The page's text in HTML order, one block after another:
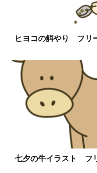
ヒヨコの餌やり フリ
七夕の牛イラスト フ